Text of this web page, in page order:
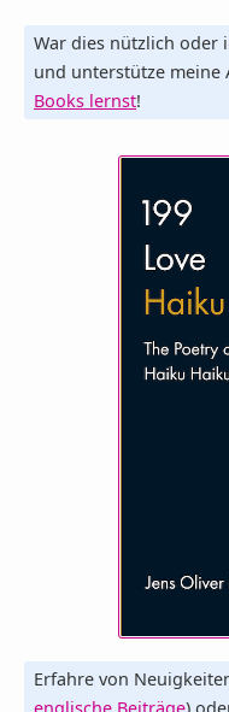
War dies nützlich oder
und unterstütze meine
Books lernst!
Erfahre von